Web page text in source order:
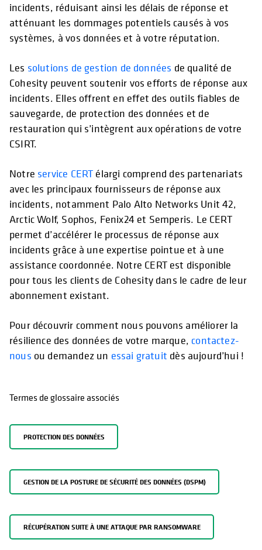
incidents, réduisant ainsi les délais de réponse et
atténuant les dommages potentiels causés à vos
systèmes, à vos données et à votre réputation.
Les solutions de gestion de données de qualité de
Cohesity peuvent soutenir vos efforts de réponse aux
incidents. Elles offrent en effet des outils fiables de
sauvegarde, de protection des données et de
restauration qui s’intègrent aux opérations de votre
CSIRT.
Notre service CERT élargi comprend des partenariats
avec les principaux fournisseurs de réponse aux
incidents, notamment Palo Alto Networks Unit 42,
Arctic Wolf, Sophos, Fenix24 et Semperis. Le CERT
permet d’accélérer le processus de réponse aux
incidents grâce à une expertise pointue et à une
assistance coordonnée. Notre CERT est disponible
pour tous les clients de Cohesity dans le cadre de leur
abonnement existant.
Pour découvrir comment nous pouvons améliorer la
résilience des données de votre marque,contactez-
nous ou demandez un essai gratuit dès aujourd’hui !
Termes de glossaire associés
PROTECTION DES DONNÉES
GESTION DE LA POSTURE DE SÉCURITÉ DES DONNÉES (DSPM)
RÉCUPÉRATION SUITE À UNE ATTAQUE PAR RANSOMWARE